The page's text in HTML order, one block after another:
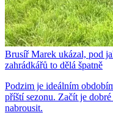
Brusíř Marek ukázal, pod
zahrádkářů to dělá špatně
Podzim je ideálním
příští sezonu. Začít je
nabrousit.